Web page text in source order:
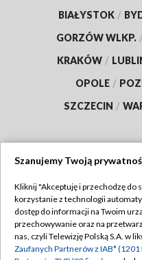
BIAŁYSTOK /
GORZÓW WLKP.
KRAKÓW /
OPOLE /
SZCZECIN /
Abonament TVP
Emisja w TVP
Szanujemy Twoją
Kliknij "Akceptuję i przechodzę do
korzystanie z technologii
dostęp do informacji na Twoim
przechowywanie oraz na
nas, czyli Telewizję Polską S.A. w
Zaufanych Partnerów z IAB*